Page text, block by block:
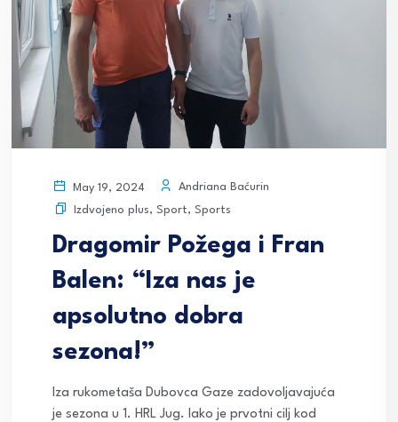
May 19, 2024
Andriana Baćurin
Izdvojeno plus, Sport, Sports
Dragomir Požega i Fran
Balen: “Iza nas je
apsolutno dobra
sezona!”
Iza rukometaša Dubovca Gaze zadovoljavajuća
je sezona u 1. HRL Jug. Iako je prvotni cilj kod